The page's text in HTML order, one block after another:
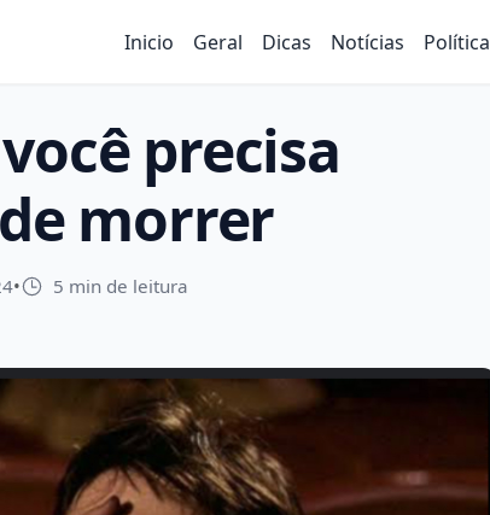
Inicio Geral Dicas Notícias Política
precisa
morrer
• 5 min de leitura